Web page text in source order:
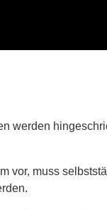
werden
vor, muss